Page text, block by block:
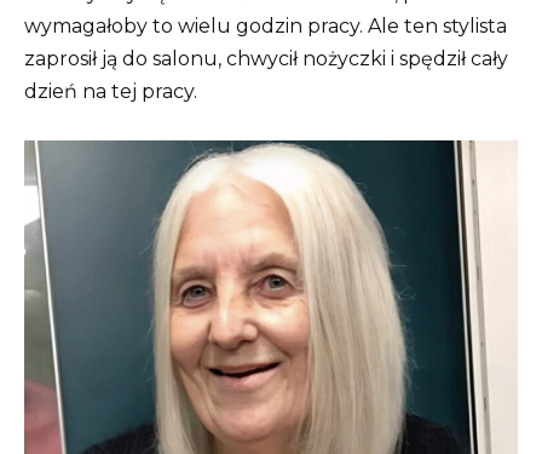
wymagałoby to wielu godzin pracy. Ale ten stylista
zaprosił ją do salonu, chwycił nożyczki i spędził cały
dzień na tej pracy.